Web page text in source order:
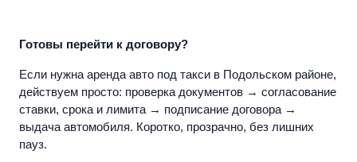
Готовы перейти к договору?
Если нужна аренда авто под такси в Подольском районе,
действуем просто: проверка документов → согласование
ставки, срока и лимита → подписание договора →
выдача автомобиля. Коротко, прозрачно, без лишних
пауз.